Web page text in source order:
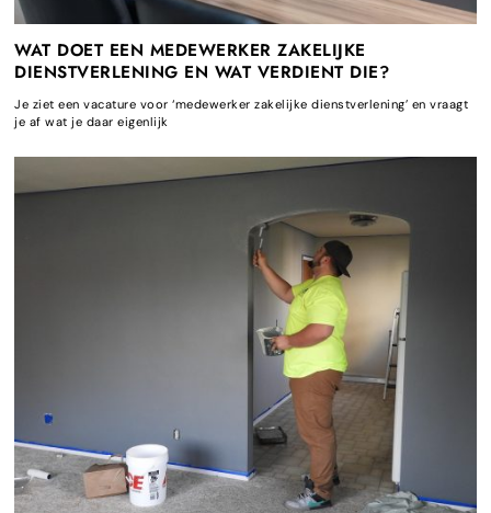
WAT DOET EEN MEDEWERKER ZAKELIJKE
DIENSTVERLENING EN WAT VERDIENT DIE?
Je ziet een vacature voor ‘medewerker zakelijke dienstverlening’ en vraagt
je af wat je daar eigenlijk